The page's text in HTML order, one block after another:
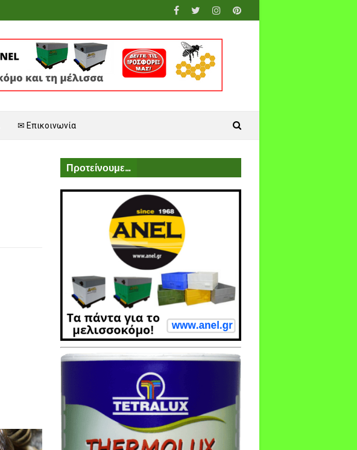
✉ Επικοινωνία
Προτείνουμε...